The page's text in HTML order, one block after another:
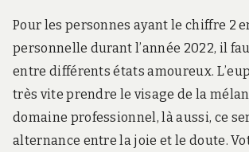
Pour les personnes ayant le chiffre 2
personnelle durant l’année 2022, il
entre différents états amoureux.
très vite prendre le visage de la
domaine professionnel, là aussi, ce
alternance entre la joie et le doute.